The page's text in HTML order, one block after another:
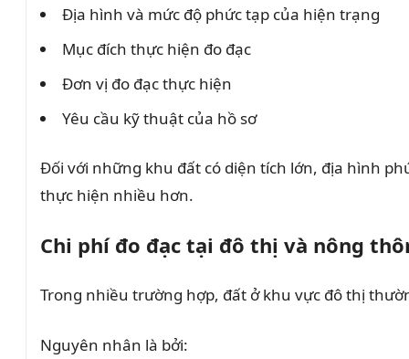
Địa hình và mức độ phức tạp của hiện trạng
Mục đích thực hiện đo đạc
Đơn vị đo đạc thực hiện
Yêu cầu kỹ thuật của hồ sơ
Đối với những khu đất có diện tích lớn, địa hình
thực hiện nhiều hơn.
Chi phí đo đạc tại đô thị và nông
Trong nhiều trường hợp, đất ở khu vực đô thị
Nguyên nhân là bởi: